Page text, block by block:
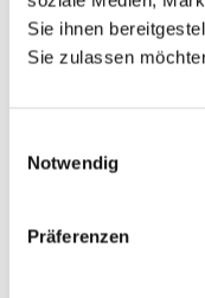
Sie ihnen
Sie zulassen
Notwendig
Präferenzen